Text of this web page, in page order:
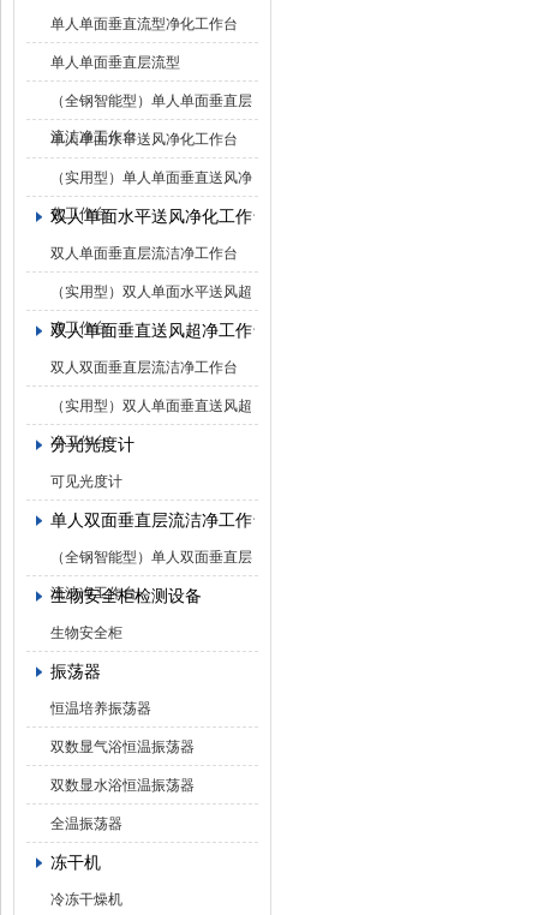
单人单面垂直流型净化工作台
单人单面垂直层流型
（全钢智能型）单人单面垂直层
流洁净工作台
单人单面水平送风净化工作台
（实用型）单人单面垂直送风净
化工作台
双人单面水平送风净化工作台
双人单面垂直层流洁净工作台
（实用型）双人单面水平送风超
净工作台
双人单面垂直送风超净工作台
双人双面垂直层流洁净工作台
（实用型）双人单面垂直送风超
净工作台
分光光度计
可见光度计
单人双面垂直层流洁净工作台
（全钢智能型）单人双面垂直层
流洁净工作台
生物安全柜检测设备
生物安全柜
振荡器
恒温培养振荡器
双数显气浴恒温振荡器
双数显水浴恒温振荡器
全温振荡器
冻干机
冷冻干燥机